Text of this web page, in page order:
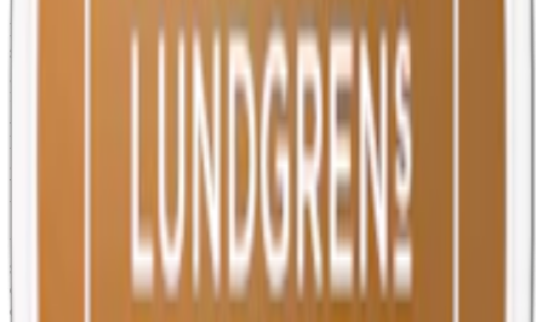
LEWA Apple Spruce Nikotinfri är mer än bara en njutbar
smakupplevelse, den är också fullpackad med fördelar. Varje prilla
ger en välbalanserad blandning av äpplen och granbarr, vilket ger en
frisk och naturlig smak som både är uppfriskande och varaktig.
Ännu bättre, varje prilla levererar en koffein-kick med 50 mg per
portion, jämförbart med mer än hälften av koffeinet i en
genomsnittlig kopp kaffe. Detta, tillsammans med innehållet av
vitamin D3 och B12, gör nikotinfria LEWA Apple Spruce till ett
utmärkt val för dem som söker en naturlig energiökning.
Utöver smaksättare och koffein innehåller LEWA växtfibrer, vatten,
salt, natriumkarbonat, zink och steviolglykosider. Med 18 prillor per
dosa och en total snusvikt på 11 gram per dosa, får du ett pålitligt
och hållbart alternativ till traditionellt snus.